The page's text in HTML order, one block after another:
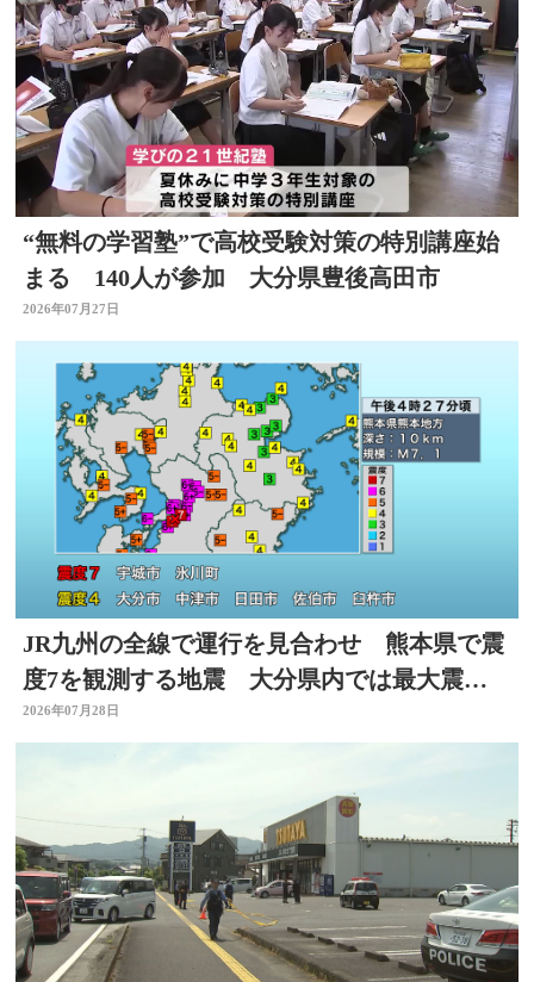
“無料の学習塾”で高校受験対策の特別講座始
まる 140人が参加 大分県豊後高田市
2026年07月27日
JR九州の全線で運行を見合わせ 熊本県で震
度7を観測する地震 大分県内では最大震度4
を観測
2026年07月28日